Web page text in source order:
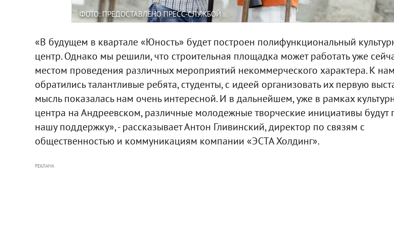
ФОТО: ПРЕДОСТАВЛЕНО ПРЕСС-СЛУЖБОЙ
«В будущем в квартале «Юность» будет построен полифункциональный
центр. Однако мы решили, что строительная площадка может работать уже
местом проведения различных мероприятий некоммерческого характера. К нам
обратились талантливые ребята, студенты, с идеей организовать их первую
мысль показалась нам очень интересной. И в дальнейшем, уже в рамках
центра на Андреевском, различные молодежные творческие инициативы будут
нашу поддержку», - рассказывает Антон Гливинский, директор по связям с
общественностью и коммуникациям компании «ЭСТА Холдинг».
РЕКЛАМА